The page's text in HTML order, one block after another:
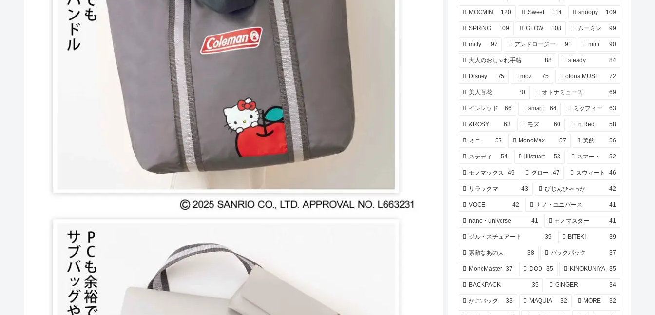
MOOMIN 120 Sweet 114 snoopy 109
SPRiNG 109 GLOW 108 ムーミン 99
miffy 97 アンドロージー 91 mini 90
大人のおしゃれ手帖 88 steady 84
Disney 75 moz 75 otona MUSE 72
美人百花 70 オトナミューズ 69
インレッド 66 smart 64 ミッフィー 63
&ROSY 63 モズ 60 In Red 58
ミニ 57 MonoMax 57 美的 56
ステディ 54 jillstuart 53 スマート 52
モノマックス 49 グロー 47 スウィート 46
リラックマ 43 びじんひゃっか 42
VOCE 42 ナノ・ユニバース 41
nano・universe 41 モノマスター 41
ジル・スチュアート 39 BITEKI 39
素敵なあの人 38 バックパック 37
MonoMaster 37 DOD 35 KINOKUNIYA 35
BACKPACK 35 GINGER 34
かごバッグ 33 MAQUIA 32 MORE 32